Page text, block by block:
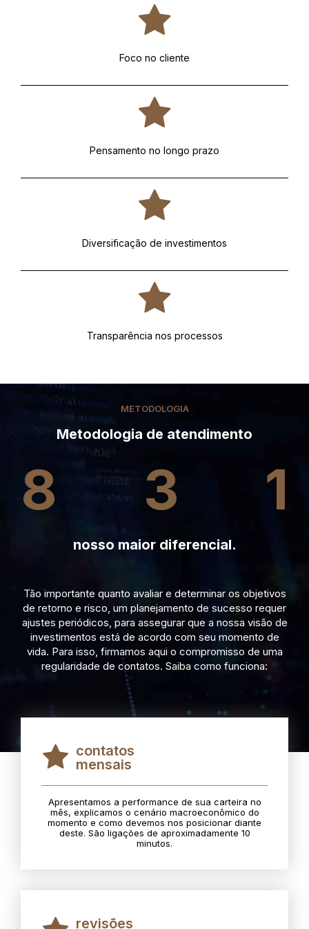
Foco no cliente
Pensamento no longo prazo
Diversificação de investimentos
Transparência nos processos
METODOLOGIA
Metodologia de atendimento
8 3 1
nosso maior diferencial.
Tão importante quanto avaliar e determinar os objetivos
de retorno e risco, um planejamento de sucesso requer
ajustes periódicos, para assegurar que a nossa visão de
investimentos está de acordo com seu momento de
vida. Para isso, firmamos aqui o compromisso de uma
regularidade de contatos. Saiba como funciona:
contatos
mensais
Apresentamos a performance de sua carteira no
mês, explicamos o cenário macroeconômico do
momento e como devemos nos posicionar diante
deste. São ligações de aproximadamente 10
minutos.
revisões